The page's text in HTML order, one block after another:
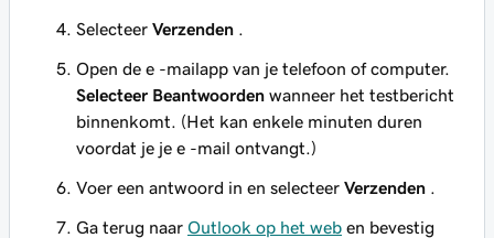
Selecteer Verzenden .
Open de e -mailapp van je telefoon of computer.
Selecteer Beantwoorden wanneer het testbericht
binnenkomt. (Het kan enkele minuten duren
voordat je je e -mail ontvangt.)
Voer een antwoord in en selecteer Verzenden .
Ga terug naar Outlook op het web en bevestig